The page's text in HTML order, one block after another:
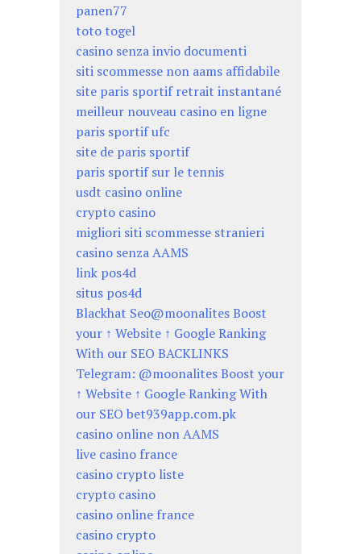
panen77
toto togel
casino senza invio documenti
siti scommesse non aams affidabile
site paris sportif retrait instantané
meilleur nouveau casino en ligne
paris sportif ufc
site de paris sportif
paris sportif sur le tennis
usdt casino online
crypto casino
migliori siti scommesse stranieri
casino senza AAMS
link pos4d
situs pos4d
Blackhat Seo@moonalites Boost
your ↑ Website ↑ Google Ranking
With our SEO BACKLINKS
Telegram: @moonalites Boost your
↑ Website ↑ Google Ranking With
our SEO bet939app.com.pk
casino online non AAMS
live casino france
casino crypto liste
crypto casino
casino online france
casino crypto